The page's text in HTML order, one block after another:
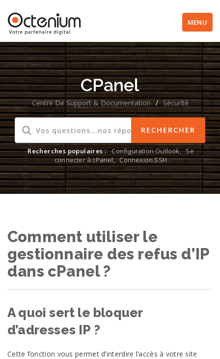
MENU
CPanel
Centre De Support & Documentation / Sécurité
Recherches populaires : Configuration Outlook, Se
connecter à cPanel, Connexion SSH
Comment utiliser le
gestionnaire des refus d’IP
dans cPanel ?
A quoi sert le bloquer
d’adresses IP ?
Cette fonction vous permet d’interdire l’accès à votre site